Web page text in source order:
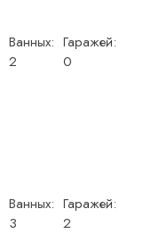
Ванных:
2
Гаражей:
0
Ванных:
3
Гаражей:
2